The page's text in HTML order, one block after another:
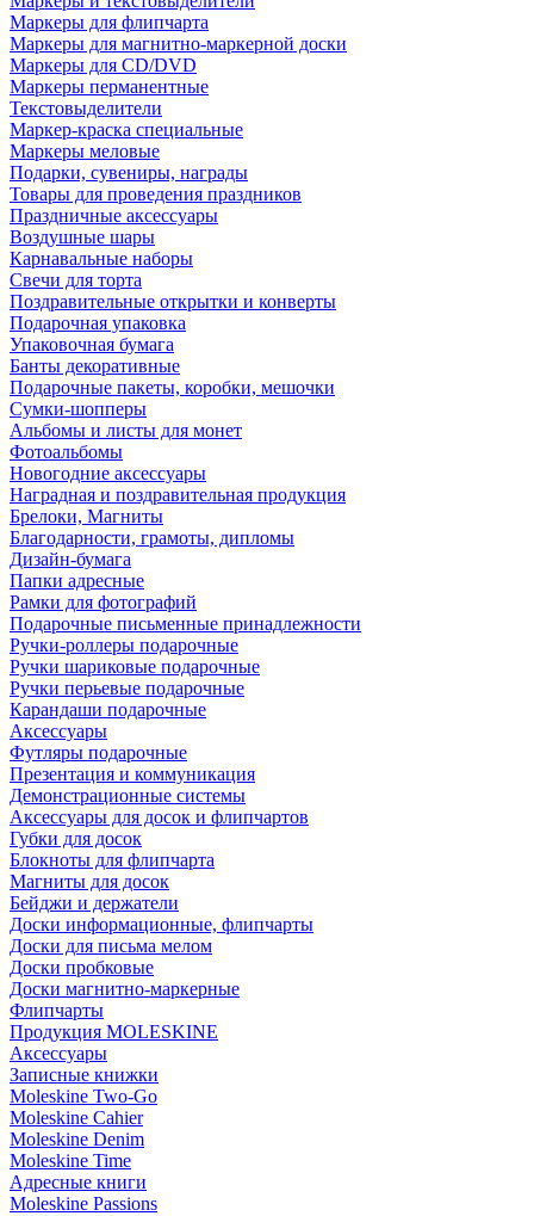
Маркеры для флипчарта
Маркеры для магнитно-маркерной доски
Маркеры для CD/DVD
Маркеры перманентные
Текстовыделители
Маркер-краска специальные
Маркеры меловые
Подарки, сувениры, награды
Товары для проведения праздников
Праздничные аксессуары
Воздушные шары
Карнавальные наборы
Свечи для торта
Поздравительные открытки и конверты
Подарочная упаковка
Упаковочная бумага
Банты декоративные
Подарочные пакеты, коробки, мешочки
Сумки-шопперы
Альбомы и листы для монет
Фотоальбомы
Новогодние аксессуары
Наградная и поздравительная продукция
Брелоки, Магниты
Благодарности, грамоты, дипломы
Дизайн-бумага
Папки адресные
Рамки для фотографий
Подарочные письменные принадлежности
Ручки-роллеры подарочные
Ручки шариковые подарочные
Ручки перьевые подарочные
Карандаши подарочные
Аксессуары
Футляры подарочные
Презентация и коммуникация
Демонстрационные системы
Аксессуары для досок и флипчартов
Губки для досок
Блокноты для флипчарта
Магниты для досок
Бейджи и держатели
Доски информационные, флипчарты
Доски для письма мелом
Доски пробковые
Доски магнитно-маркерные
Флипчарты
Продукция MOLESKINE
Аксессуары
Записные книжки
Moleskine Two-Go
Moleskine Cahier
Moleskine Denim
Moleskine Time
Адресные книги
Moleskine Passions